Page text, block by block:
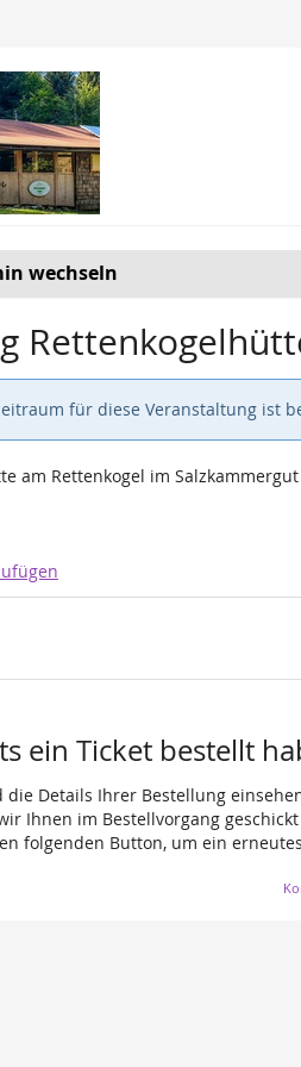
wechseln
für diese Veranstaltung ist
am Rettenkogel im Salzkammergut
ein Ticket bestellt
die Details Ihrer Bestellung
Ihnen im Bestellvorgang
folgenden Button, um ein